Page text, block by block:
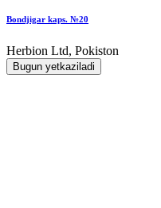
Bondjigar kaps. №20
Herbion Ltd, Pokiston
Bugun yetkaziladi